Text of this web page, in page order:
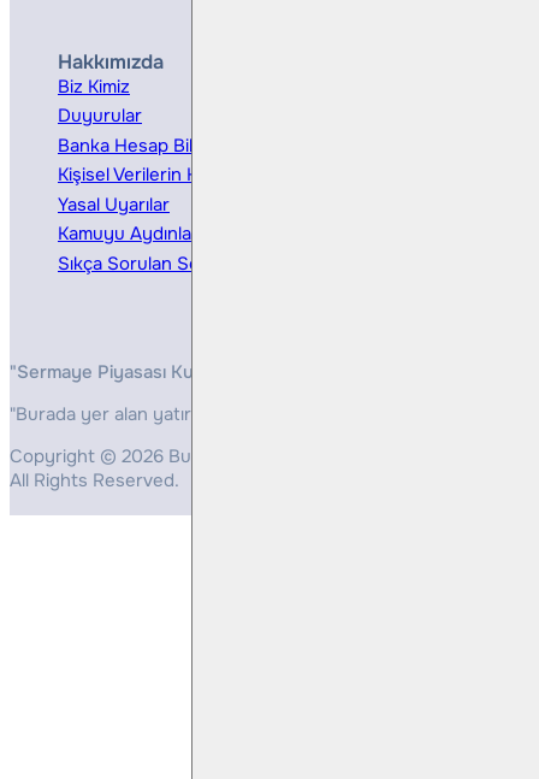
Hakkımızda
Biz Kimiz
Duyurular
Banka Hesap Bilgileri
Kişisel Verilerin Korunması
Yasal Uyarılar
Kamuyu Aydınlatma
Sıkça Sorulan Sorular
"Sermaye Piyasası Kurulunun, Yatırım Hizmetleri ve
"Burada yer alan yatırım bilgi, yorum ve tavsiyeleri yatırım
Copyright © 2026 Bulls Yatırım Menkul Değerler
All Rights Reserved.